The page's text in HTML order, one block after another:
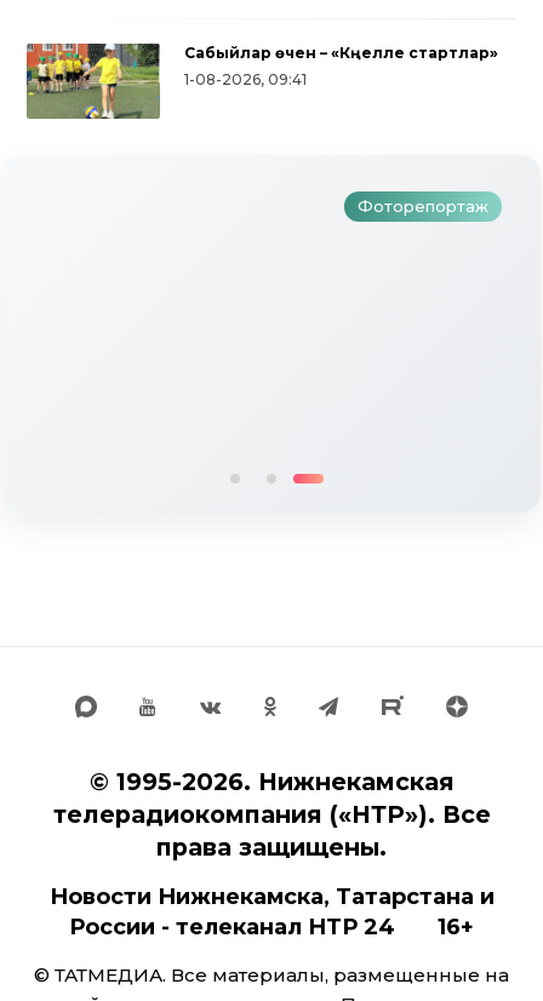
Сабыйлар өчен – «Күңелле стартлар»
1-08-2026, 09:41
Фоторепортаж
Түбән Кама районында тугызынчы
тапкыр «Авылым хуҗабикәсе»
бәйгесе узды
© 1995-2026. Нижнекамская
телерадиокомпания («НТР»). Все
права защищены.
Новости Нижнекамска, Татарстана и
России - телеканал НТР 24 16+
© ТАТМЕДИА. Все материалы, размещенные на